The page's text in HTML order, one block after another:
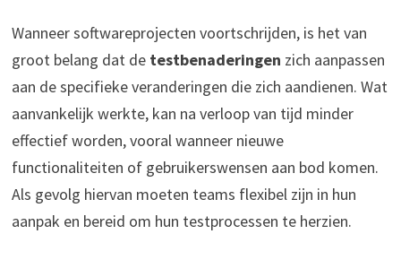
Wanneer softwareprojecten voortschrijden, is het van
groot belang dat de testbenaderingen zich aanpassen
aan de specifieke veranderingen die zich aandienen. Wat
aanvankelijk werkte, kan na verloop van tijd minder
effectief worden, vooral wanneer nieuwe
functionaliteiten of gebruikerswensen aan bod komen.
Als gevolg hiervan moeten teams flexibel zijn in hun
aanpak en bereid om hun testprocessen te herzien.